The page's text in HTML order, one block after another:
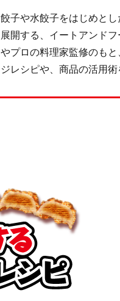
餃子や水餃子をはじめと
展開する、イートアンド
やプロの料理家監修のも
ジレシピや、商品の活用術